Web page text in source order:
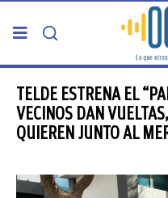
PORTADA
TELDE
GRAN CANARIA
TELDE ESTRENA EL
VECINOS DAN
QUIEREN JUNTO AL